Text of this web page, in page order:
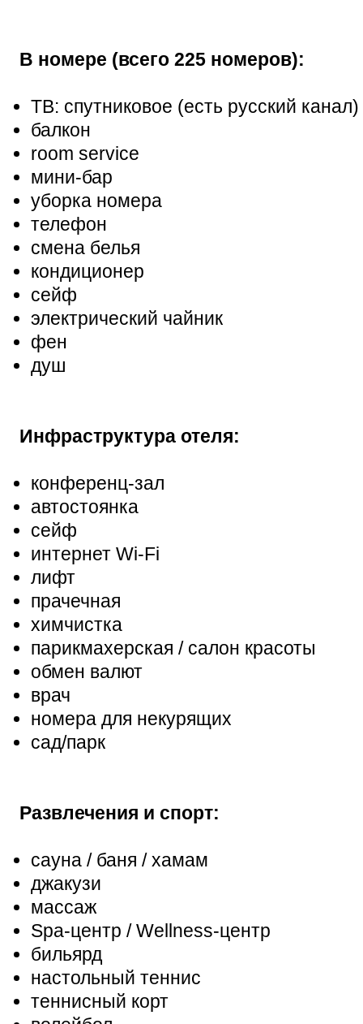
В номере (всего 225 номеров):
ТВ: спутниковое (есть русский канал)
балкон
room service
мини-бар
уборка номера
телефон
смена белья
кондиционер
сейф
электрический чайник
фен
душ
Инфраструктура отеля:
конференц-зал
автостоянка
сейф
интернет Wi-Fi
лифт
прачечная
химчистка
парикмахерская / салон красоты
обмен валют
врач
номера для некурящих
сад/парк
Развлечения и спорт:
сауна / баня / хамам
джакузи
массаж
Spa-центр / Wellness-центр
бильярд
настольный теннис
теннисный корт